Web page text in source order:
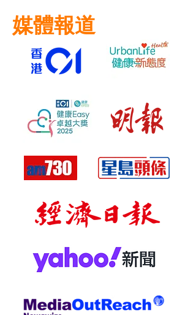
Individuals who are
allergic to baloxavir
marboxil.
Individuals with renal
Pregnant and
breastfeeding women
should use this
medication only under
medical supervision.
or below, and children
weighing less than
面部、眼瞼、嘴唇或舌頭嚴重腫
脹
嚴重的皮膚紅疹、蕁麻疹或起水
泡
識模糊)
和胃酸藥或口服補充劑（如含
鈣、鐵、硒、鎂、鋅）同時服
用。
A:
5歲以下及不足20公斤：絕對不建
議服用速福達。
批准，但需由醫生評估兒童的吞嚥
能力和身體狀況。
要在症狀出現 48 小時內皆可遵醫
媒體報道